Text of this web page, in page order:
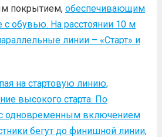
покрытием, обеспечивающим
обувью. На расстоянии 10 м
линии – «Старт» и
на стартовую линию,
высокого старта. По
одновременным включением
бегут до финишной линии,